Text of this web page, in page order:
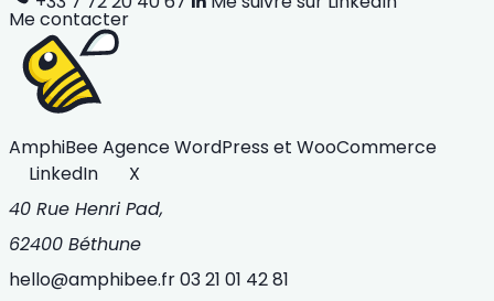
Me contacter
AmphiBeeAgence WordPress et WooCommerce
LinkedIn
X
40 Rue Henri Pad,
62400 Béthune
hello@amphibee.fr03 21 01 42 81